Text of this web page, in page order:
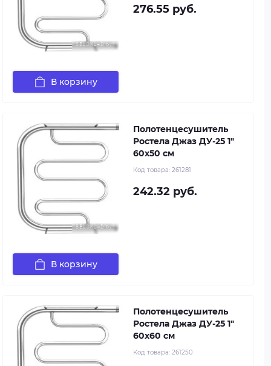
276.55 руб.
В корзину
Полотенцесушитель
Ростела Джаз ДУ-25 1"
60x50 см
Код товара: 261281
242.32 руб.
В корзину
Полотенцесушитель
Ростела Джаз ДУ-25 1"
60x60 см
Код товара: 261250